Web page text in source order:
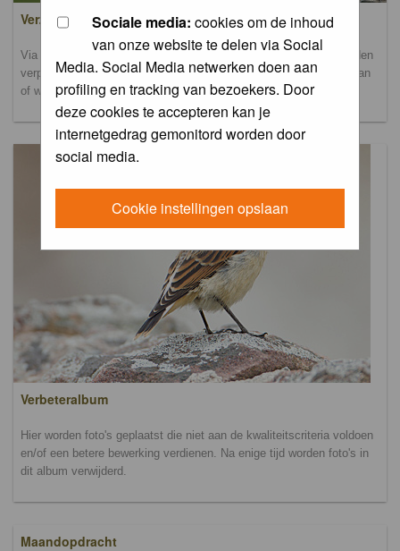
Sociale media: cookies om de inhoud
van onze website te delen via Social
Media. Social Media netwerken doen aan
profiling en tracking van bezoekers. Door
deze cookies te accepteren kan je
internetgedrag gemonitord worden door
social media.
Cookie instellingen opslaan
Verzamel- en uploadalbum
Via dit album kun je foto's uploaden. Onderscheidende foto's worden
verplaatst naar de database-albums. Andere foto's blijven hier staan
of worden verplaatst naar het verbeteralbum.
Verbeteralbum
Hier worden foto's geplaatst die niet aan de kwaliteitscriteria voldoen
en/of een betere bewerking verdienen. Na enige tijd worden foto's in
dit album verwijderd.
Maandopdracht